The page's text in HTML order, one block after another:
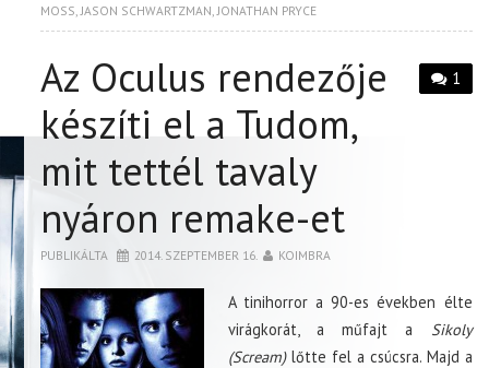
MOSS JASON SCHWARTZMAN JONATHAN PRYCE
1
Az Oculus rendezője
készíti el a Tudom,
mit tettél tavaly
nyáron remake-et
PUBLIKÁLTA 2014. SZEPTEMBER 16. KOIMBRA
A tinihorror a 90-es években élte
virágkorát, a műfajt a Sikoly
(Scream)lőtte fel a csúcsra. Majd a